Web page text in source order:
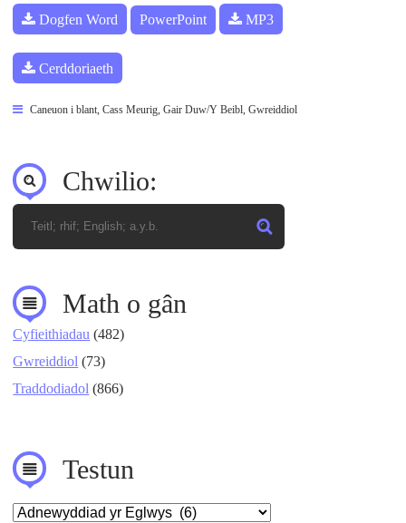
Dogfen Word PowerPoint MP3
Cerddoriaeth
Caneuon i blant Cass Meurig Gair Duw/Y Beibl Gwreiddiol
Chwilio:
Math o gân
Cyfieithiadau (482)
Gwreiddiol (73)
Traddodiadol (866)
Testun